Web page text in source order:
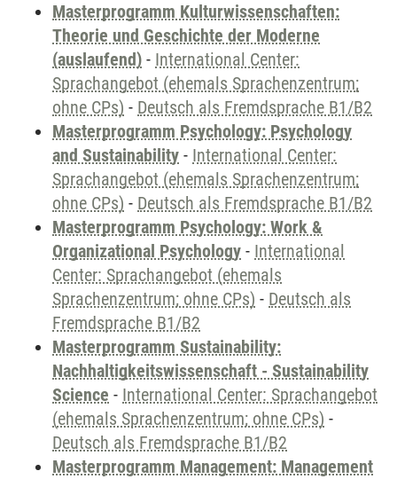
Masterprogramm Kulturwissenschaften:
Theorie und Geschichte der Moderne
(auslaufend) - International Center:
Sprachangebot (ehemals Sprachenzentrum;
ohne CPs) - Deutsch als Fremdsprache B1/B2
Masterprogramm Psychology: Psychology
and Sustainability - International Center:
Sprachangebot (ehemals Sprachenzentrum;
ohne CPs) - Deutsch als Fremdsprache B1/B2
Masterprogramm Psychology: Work &
Organizational Psychology - International
Center: Sprachangebot (ehemals
Sprachenzentrum; ohne CPs) - Deutsch als
Fremdsprache B1/B2
Masterprogramm Sustainability:
Nachhaltigkeitswissenschaft - Sustainability
Science - International Center: Sprachangebot
(ehemals Sprachenzentrum; ohne CPs) -
Deutsch als Fremdsprache B1/B2
Masterprogramm Management: Management